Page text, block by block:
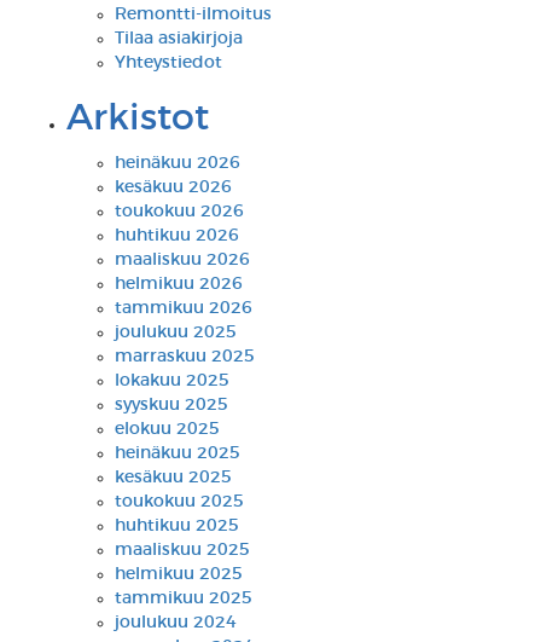
Remontti-ilmoitus
Tilaa asiakirjoja
Yhteystiedot
Arkistot
heinäkuu 2026
kesäkuu 2026
toukokuu 2026
huhtikuu 2026
maaliskuu 2026
helmikuu 2026
tammikuu 2026
joulukuu 2025
marraskuu 2025
lokakuu 2025
syyskuu 2025
elokuu 2025
heinäkuu 2025
kesäkuu 2025
toukokuu 2025
huhtikuu 2025
maaliskuu 2025
helmikuu 2025
tammikuu 2025
joulukuu 2024